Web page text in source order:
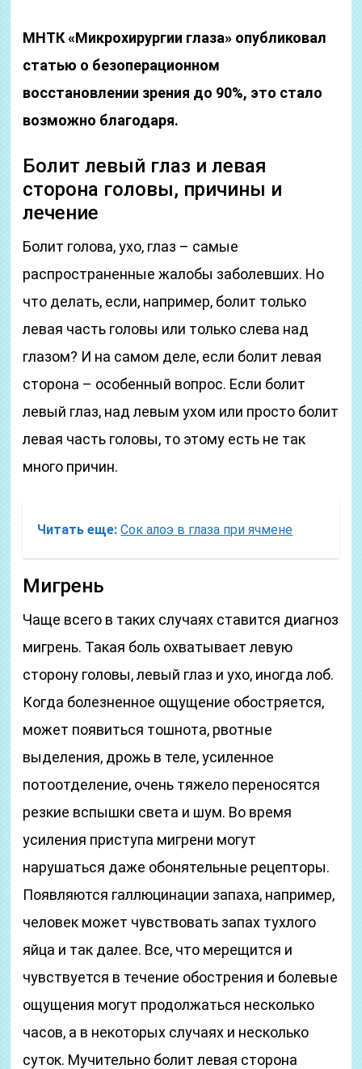
МНТК «Микрохирургии глаза» опубликовал
статью о безоперационном
восстановлении зрения до 90%, это стало
возможно благодаря.
Болит левый глаз и левая
сторона головы, причины и
лечение
Болит голова, ухо, глаз – самые
распространенные жалобы заболевших. Но
что делать, если, например, болит только
левая часть головы или только слева над
глазом? И на самом деле, если болит левая
сторона – особенный вопрос. Если болит
левый глаз, над левым ухом или просто болит
левая часть головы, то этому есть не так
много причин.
Читать еще: Сок алоэ в глаза при ячмене
Мигрень
Чаще всего в таких случаях ставится диагноз
мигрень. Такая боль охватывает левую
сторону головы, левый глаз и ухо, иногда лоб.
Когда болезненное ощущение обостряется,
может появиться тошнота, рвотные
выделения, дрожь в теле, усиленное
потоотделение, очень тяжело переносятся
резкие вспышки света и шум. Во время
усиления приступа мигрени могут
нарушаться даже обонятельные рецепторы.
Появляются галлюцинации запаха, например,
человек может чувствовать запах тухлого
яйца и так далее. Все, что мерещится и
чувствуется в течение обострения и болевые
ощущения могут продолжаться несколько
часов, а в некоторых случаях и несколько
суток. Мучительно болит левая сторона